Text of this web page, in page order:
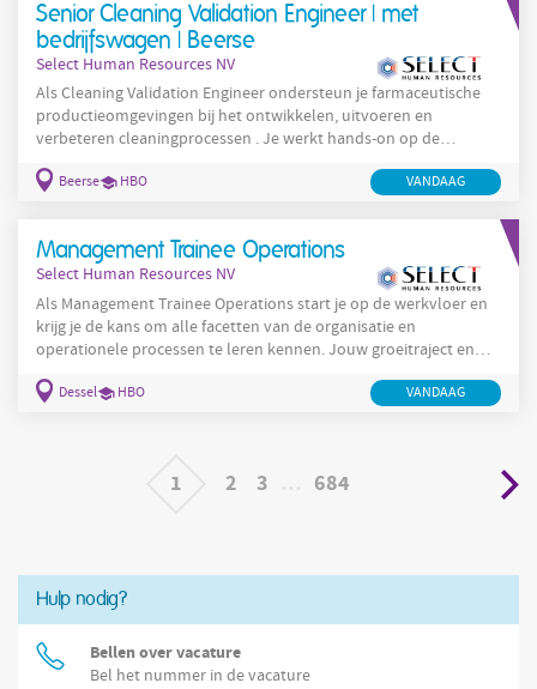
kostenefficiëntie Intens samenwerken met Operations en Supply
Chain rond
Senior Cleaning Validation Engineer | met
bedrijfswagen | Beerse
Select Human Resources NV
Als Cleaning Validation Engineer ondersteun je farmaceutische
productieomgevingen bij het ontwikkelen, uitvoeren en
verbeteren cleaningprocessen . Je werkt hands-on op de
compliance. In deze rol neem je verantwoordelijkheid over
Ontwikkelen, uitvoeren en verbeteren van cleaning validation
strategieën
Beerse HBO VANDAAG
Management Trainee Operations
Select Human Resources NV
Als Management Trainee Operations start je op de werkvloer en
krijg je de kans om alle facetten van de organisatie en
operationele processen te leren kennen. Jouw groeitraject en
(on-site / productie / logistiek). Inzicht verwerven in processen,
Dessel HBO VANDAAG
1 2 3 684
Hulp nodig?
Bellen over vacature
Bel het nummer in de vacature